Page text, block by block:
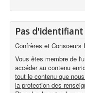
Pas d'identifiant
Confrères et Consoeurs
Vous êtes membre de
accéder au contenu
tout le contenu que
la protection des